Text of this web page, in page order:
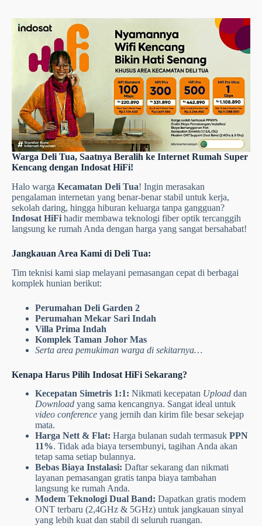
Warga Deli Tua, Saatnya Beralih ke Internet Rumah Super
Kencang dengan Indosat HiFi!
Halo warga Kecamatan Deli Tua! Ingin merasakan
pengalaman internetan yang benar-benar stabil untuk kerja,
sekolah daring, hingga hiburan keluarga tanpa gangguan?
Indosat HiFi hadir membawa teknologi fiber optik tercanggih
langsung ke rumah Anda dengan harga yang sangat bersahabat!
Jangkauan Area Kami di Deli Tua:
Tim teknisi kami siap melayani pemasangan cepat di berbagai
komplek hunian berikut:
Perumahan Deli Garden 2
Perumahan Mekar Sari Indah
Villa Prima Indah
Komplek Taman Johor Mas
Serta area pemukiman warga di sekitarnya…
Kenapa Harus Pilih Indosat HiFi Sekarang?
Kecepatan Simetris 1:1: Nikmati kecepatan Upload dan
Download yang sama kencangnya. Sangat ideal untuk
video conference yang jernih dan kirim file besar sekejap
mata.
Harga Nett & Flat: Harga bulanan sudah termasuk PPN
11%. Tidak ada biaya tersembunyi, tagihan Anda akan
tetap sama setiap bulannya.
Bebas Biaya Instalasi: Daftar sekarang dan nikmati
layanan pemasangan gratis tanpa biaya tambahan
langsung ke rumah Anda.
Modem Teknologi Dual Band: Dapatkan gratis modem
ONT terbaru (2,4GHz & 5GHz) untuk jangkauan sinyal
yang lebih kuat dan stabil di seluruh ruangan.